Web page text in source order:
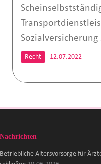
Sozialversicherung
Recht 12.07.2022
Nachrichten
Betriebliche Altersvorsorge für